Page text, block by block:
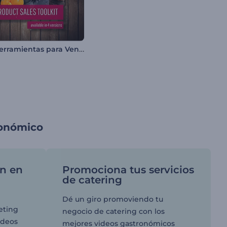
Kit de Herramientas para Venta de Productos
en
Promociona tus servicios
de catering
Dé un giro promoviendo tu
negocio de catering con los
mejores videos gastronómicos